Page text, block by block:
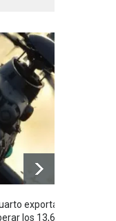
exportador
los 13,600